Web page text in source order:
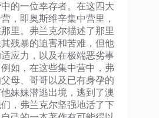
的一位幸存者。在这四大
，即奥斯维辛集中营里，
里。弗兰克尔描述了那里
残暴的迫害和苦难，但他
应力，以及在极端恶劣事
如，在这些集中营中，弗
母、哥哥以及已有身孕的
妹妹潜逃出境，逃到了澳
，弗兰克尔坚强地活了下